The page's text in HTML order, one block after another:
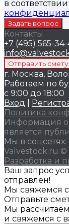
в
Контакты
+7 (495) 565-
г. Москва,
Работаем по
с 9:00 до 18:00
Вход
Политика
Информация о
является
Мы в соцсетях:
Valvestock.ru
Разработка и
Ваш запрос
отправлен!
Мы свяжемся
Отправьте
Мы
и свяжемся с